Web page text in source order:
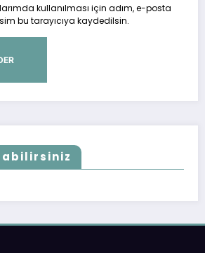
kullanılması için adım, e-posta
bu tarayıcıya kaydedilsin.